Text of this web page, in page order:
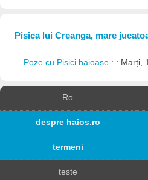
Pisica lui Creanga, mare
Poze cu Pisici haioase : : Marți,
Ro
despre haios.ro
termeni
teste